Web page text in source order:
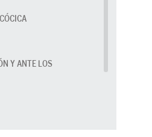
Y ANTE LOS